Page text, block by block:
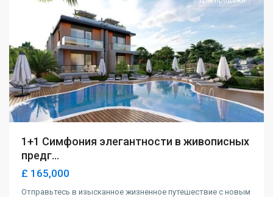
1+1 Симфония элегантности в живописных
предг...
£ 165,000
Отправьтесь в изысканное жизненное путешествие с новым